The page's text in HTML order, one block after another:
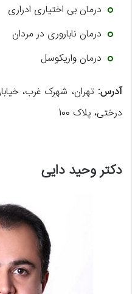
درمان بی اختیاری ادراری
درمان ناباروری در مردان
درمان واریکوسل
آدرس: تهران، شهرک غرب،
درختی، پلاک 100
دکتر وحید دایی